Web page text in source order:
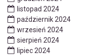
listopad 2024
październik 2024
wrzesień 2024
sierpień 2024
lipiec 2024